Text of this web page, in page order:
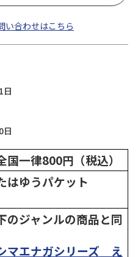
い合わせはこちら
日
日
国一律800円（税込）
はゆうパケット
のジャンルの商品と同
マエナガシリーズ え